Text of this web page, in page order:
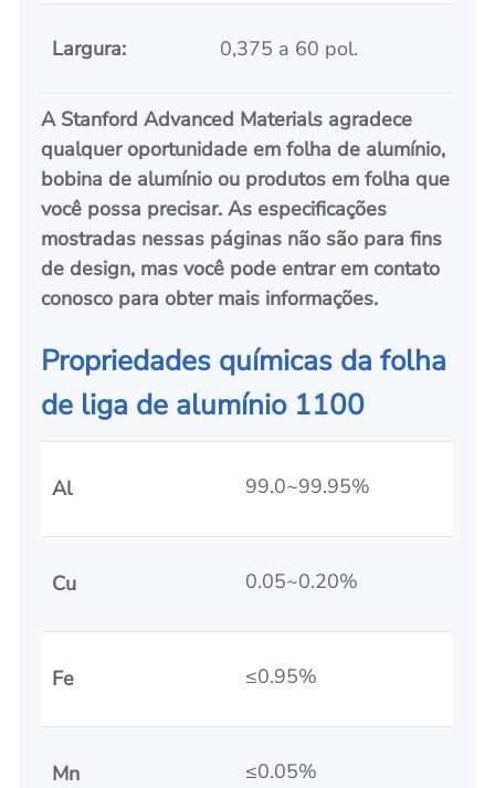
Largura: 0,375 a 60 pol.
A Stanford Advanced Materials agradece
qualquer oportunidade em folha de alumínio,
bobina de alumínio ou produtos em folha que
você possa precisar. As especificações
mostradas nessas páginas não são para fins
de design, mas você pode entrar em contato
conosco para obter mais informações.
Propriedades químicas da folha
de liga de alumínio 1100
Al 99.0~99.95%
Cu 0.05~0.20%
Fe ≤0.95%
Mn ≤0.05%